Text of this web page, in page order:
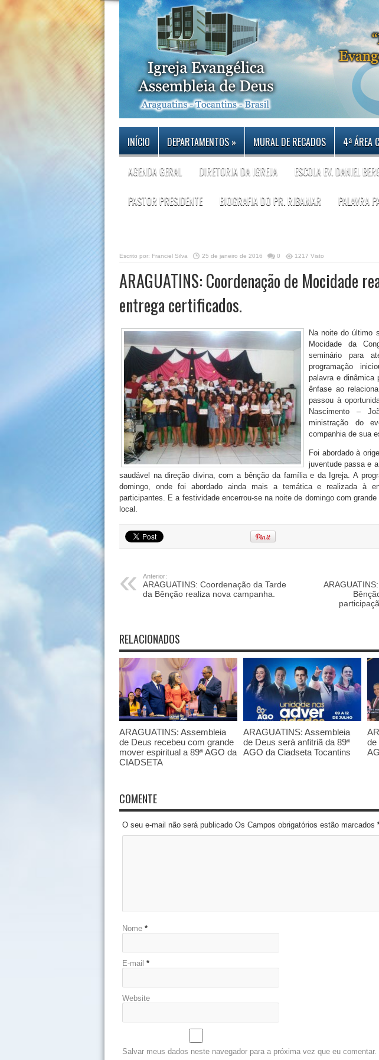
INÍCIO DEPARTAMENTOS» MURAL DE RECADOS 4ª ÁREA
AGENDA GERAL DIRETORIA DA IGREJA ESCOLA EV. DANIEL
PASTOR PRESIDENTE BIOGRAFIA DO PR. RIBAMAR PALAVRA
Escrito por: Franciel Silva 25 de janeiro de 2016 0 1217 Visto
ARAGUATINS: Coordenação de Mocidade
entrega certificados.
Na noite do último
Mocidade da
seminário para
programação
palavra e dinâmica
ênfase ao
passou à
Nascimento –
ministração do
companhia de sua
Foi abordado à
juventude passa e
saudável na direção divina, com a bênção da família e da Igreja. A
domingo, onde foi abordado ainda mais a temática e realizada à
participantes. E a festividade encerrou-se na noite de domingo com
local.
Anterior:
ARAGUATINS: Coordenação da Tarde
da Bênção realiza nova campanha.
RELACIONADOS
ARAGUATINS: Assembleia
de Deus recebeu com grande
mover espiritual a 89ª AGO da
CIADSETA
ARAGUATINS: Assembleia
de Deus será anfitriã da 89ª
AGO da Ciadseta Tocantins
de
COMENTE
O seu e-mail não será publicado Os Campos obrigatórios estão marcados
Nome *
E-mail *
Website
Salvar meus dados neste navegador para a próxima vez que eu comentar.